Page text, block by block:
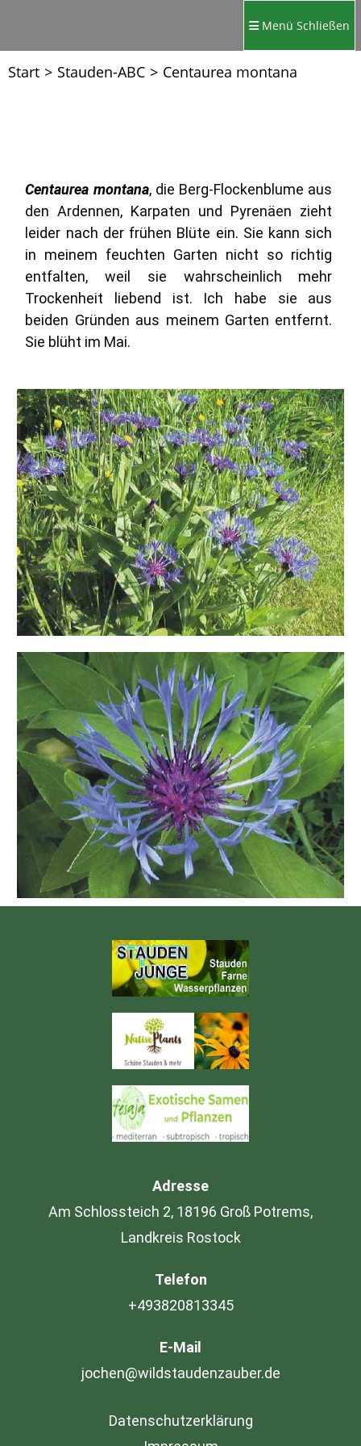
Menü Schließen
Start > Stauden-ABC > Centaurea montana
Centaurea montana, die Berg-Flockenblume aus
den Ardennen, Karpaten und Pyrenäen zieht
leider nach der frühen Blüte ein. Sie kann sich
in meinem feuchten Garten nicht so richtig
entfalten, weil sie wahrscheinlich mehr
Trockenheit liebend ist. Ich habe sie aus
beiden Gründen aus meinem Garten entfernt.
Sie blüht im Mai.
Adresse
Am Schlossteich 2, 18196 Groß Potrems,
Landkreis Rostock
Telefon
+493820813345
E-Mail
jochen@wildstaudenzauber.de
Datenschutzerklärung